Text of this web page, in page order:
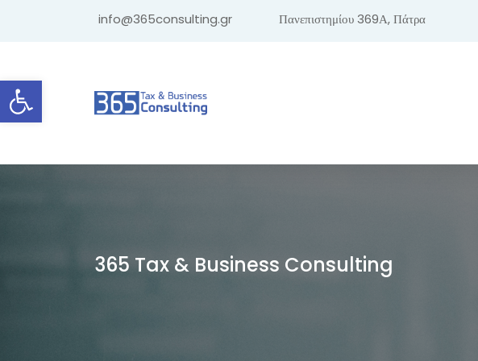
Ανοίξτε τη γραμμή εργαλείων
info@365consulting.gr Πανεπιστημίου 369Α, Πάτρα
365 Tax & Business Consulting